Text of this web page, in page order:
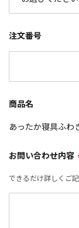
注文番号
商品名
あったか寝具ふわ
お問い合わせ内容
できるだけ詳しくご記